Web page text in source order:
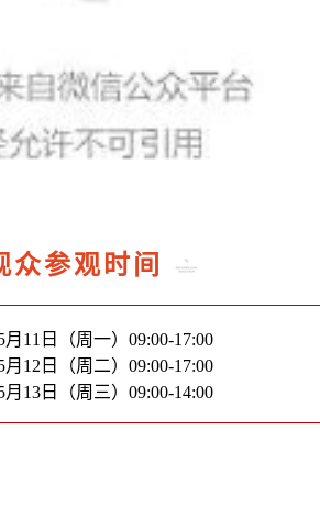
众参观时间
月11日（周一）09:00-17:00
月12日（周二）09:00-17:00
月13日（周三）09:00-14:00